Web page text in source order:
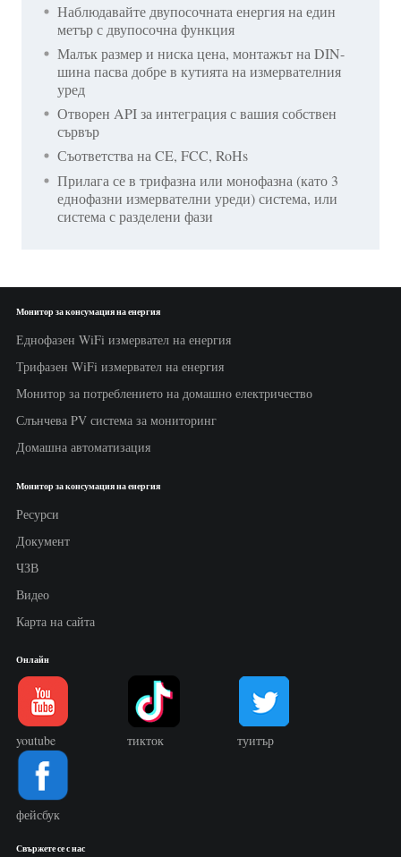
Наблюдавайте двупосочната енергия на един
метър с двупосочна функция
Малък размер и ниска цена, монтажът на DIN-
шина пасва добре в кутията на измервателния
уред
Отворен API за интеграция с вашия собствен
сървър
Съответства на CE, FCC, RoHs
Прилага се в трифазна или монофазна (като 3
еднофазни измервателни уреди) система, или
система с разделени фази
Монитор за консумация на енергия
Еднофазен WiFi измервател на енергия
Трифазен WiFi измервател на енергия
Монитор за потреблението на домашно електричество
Слънчева PV система за мониторинг
Домашна автоматизация
Монитор за консумация на енергия
Ресурси
Документ
ЧЗВ
Видео
Карта на сайта
Онлайн
youtube тикток туитър
фейсбук
Свържете се с нас